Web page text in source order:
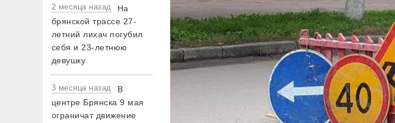
2 месяца назад
На
брянской трассе 27-
летний лихач погубил
себя и 23-летнюю
девушку
3 месяца назад
В
центре Брянска 9 мая
ограничат движение